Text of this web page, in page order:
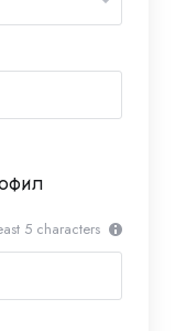
5 characters